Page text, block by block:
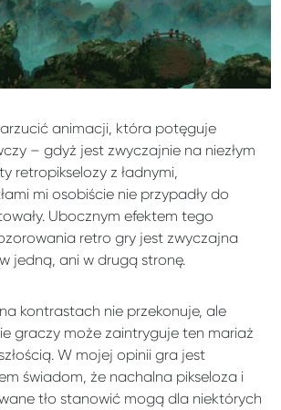
animacji, która potęguje
– gdyż jest zwyczajnie na niezłym
retropikselozy z ładnymi,
mi osobiście nie przypadły do
Ubocznym efektem tego
retro gry jest zwyczajna
jedną, ani w drugą stronę.
kontrastach nie przekonuje, ale
graczy może zaintryguje ten mariaż
W mojej opinii gra jest
świadom, że nachalna pikseloza i
tło stanowić mogą dla niektórych